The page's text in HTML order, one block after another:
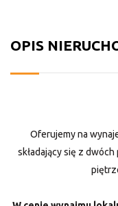
OPIS
Oferujemy na
składający się z